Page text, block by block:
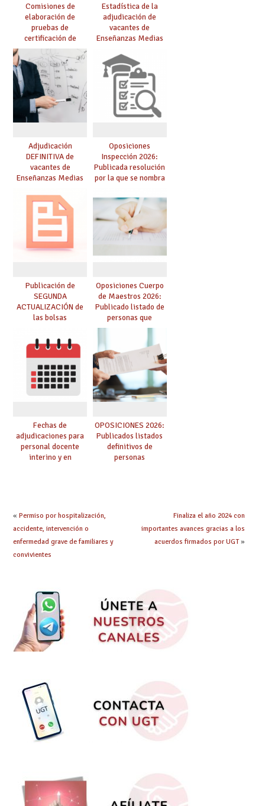
Comisiones de
elaboración de
pruebas de
certificación de
competencia
lingüística: publicada
resolución definitiva
Estadística de la
adjudicación de
vacantes de
Enseñanzas Medias
Adjudicación
DEFINITIVA de
vacantes de
Enseñanzas Medias
Oposiciones
Inspección 2026:
Publicada resolución
por la que se nombra
prácticas, se regulan
dichas prácticas y se
convoca acto público
de adjudicación
Publicación de
SEGUNDA
ACTUALIZACIÓN de
las bolsas
Cuerpo de Maestros
de especialidades
convocadas a
oposición
Oposiciones Cuerpo
de Maestros 2026:
Publicado listado de
personas que
adquieren nueva
especialidad
Fechas de
adjudicaciones para
personal docente
interino y en
OPOSICIONES 2026:
Publicados listados
definitivos de
personas
« Permiso por hospitalización,
accidente, intervención o
enfermedad grave de familiares y
convivientes
Finaliza el año 2024 con
importantes avances gracias a los
acuerdos firmados por UGT»